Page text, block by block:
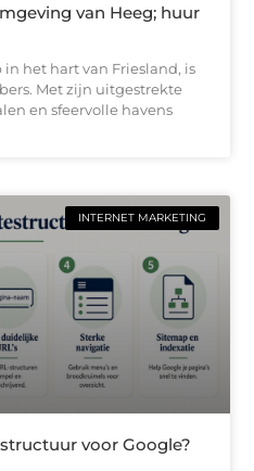
van Heeg; huur
het hart van Friesland, is
Met zijn uitgestrekte
en sfeervolle havens
INTERNET MARKETING
voor Google?